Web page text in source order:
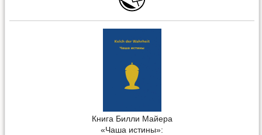
Книга Билли Майера
«Чаша истины»: